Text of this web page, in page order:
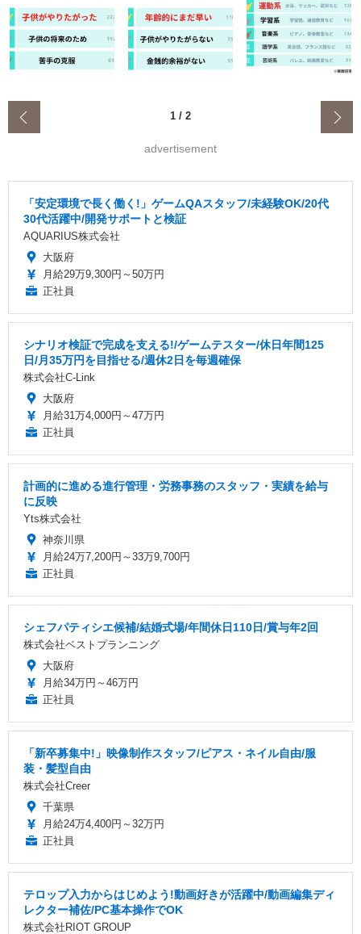
1 / 2
advertisement
「安定環境で長く働く!」ゲームQAスタッフ/未経験OK/20代
30代活躍中/開発サポートと検証
AQUARIUS株式会社
大阪府
月給29万9,300円～50万円
正社員
シナリオ検証で完成を支える!/ゲームテスター/休日年間125
日/月35万円を目指せる/週休2日を毎週確保
株式会社C-Link
大阪府
月給31万4,000円～47万円
正社員
計画的に進める進行管理・労務事務のスタッフ・実績を給与
に反映
Yts株式会社
神奈川県
月給24万7,200円～33万9,700円
正社員
シェフパティシエ候補/結婚式場/年間休日110日/賞与年2回
株式会社ベストプランニング
大阪府
月給34万円～46万円
正社員
「新卒募集中!」映像制作スタッフ/ピアス・ネイル自由/服
装・髪型自由
株式会社Creer
千葉県
月給24万4,400円～32万円
正社員
テロップ入力からはじめよう!動画好きが活躍中/動画編集ディ
レクター補佐/PC基本操作でOK
株式会社RIOT GROUP